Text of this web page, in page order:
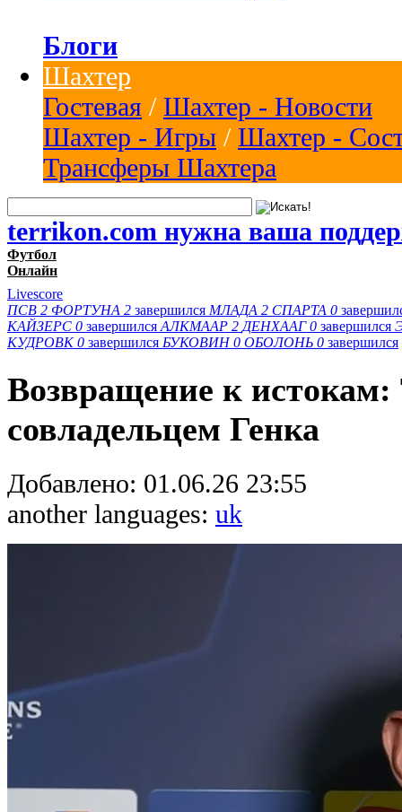
Блоги
Шахтер
Гостевая / Шахтер - Новости
Шахтер - Игры / Шахтер -
Трансферы Шахтера
terrikon.com нужна ваша
Футбол
Онлайн
Livescore
ПСВ 2 ФОРТУНА 2 завершился МЛАДА 2 СПАРТА 0
КАЙЗЕРС 0 завершился АЛКМААР 2 ДЕНХААГ 0 завершился
КУДРОВК 0 завершился БУКОВИН 0 ОБОЛОНЬ 0 завершился
Возвращение к истокам:
совладельцем Генка
Добавлено: 01.06.26 23:55
another languages: uk